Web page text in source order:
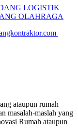
LOGISTIK
OLAHRAGA
ataupun rumah
masalah-maslah yang
Rumah ataupun